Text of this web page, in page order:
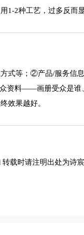
2种工艺，过多反而显
式等；②产品/服务
资料——画册受众是
效果越好。
转载时请注明出处为诗